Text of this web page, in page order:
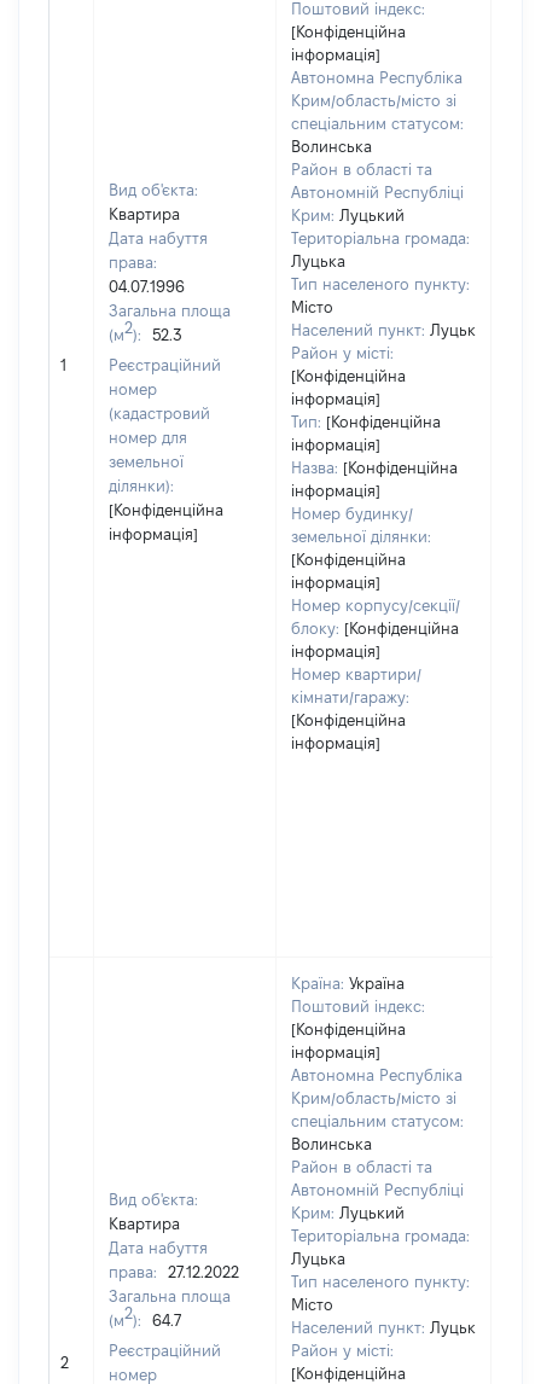
1
Вид об'єкта:
Квартира
Дата набуття
права:
04.07.1996
Загальна площа
(м2):
52.3
Реєстраційний
номер
(кадастровий
номер для
земельної
ділянки):
[Конфіденційна
інформація]
Поштовий індекс:
[Конфіденційна
інформація]
Автономна Республіка
Крим/область/місто зі
спеціальним статусом:
Волинська
Район в області та
Автономній Республіці
Крим: Луцький
Територіальна громада:
Луцька
Тип населеного пункту:
Місто
Населений пункт: Луцьк
Район у місті:
[Конфіденційна
інформація]
Тип: [Конфіденційна
інформація]
Назва: [Конфіденційна
інформація]
Номер будинку/
земельної ділянки:
[Конфіденційна
інформація]
Номер корпусу/секції/
блоку: [Конфіденційна
інформація]
Номер квартири/
кімнати/гаражу:
[Конфіденційна
інформація]
2
Вид об'єкта:
Квартира
Дата набуття
права:
27.12.2022
Загальна площа
(м2):
64.7
Реєстраційний
номер
Країна: Україна
Поштовий індекс:
[Конфіденційна
інформація]
Автономна Республіка
Крим/область/місто зі
спеціальним статусом:
Волинська
Район в області та
Автономній Республіці
Крим: Луцький
Територіальна громада:
Луцька
Тип населеного пункту:
Місто
Населений пункт: Луцьк
Район у місті:
[Конфіденційна